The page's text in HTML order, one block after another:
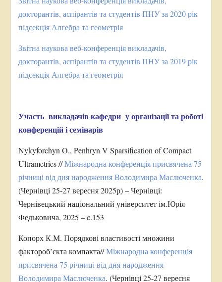
докторантів, аспірантів та студентів ПНУ за 2020 рік
підсекція Алгебра та геометрія
Звітна наукова веб-конференція викладачів,
докторантів, аспірантів та студентів ПНУ за 2019 рік
підсекція Алгебра та геометрія
Участь викладачів кафедри у організації та роботі
конференцій і семінарів
Nykyforchyn O., Penhryn V Sparsification of Compact
Ultrametrics //Міжнародна конференція присвячена 75
річниці від дня народження Володимира Маслюченка.
(Чернівці 25-27 вересня 2025р) – Чернівці:
Чернівецький національний університет ім.Юрія
Федьковича, 2025 – c.153
Копорх К.М. Порядкові властивості множини
фактороб’єкта компакта//Міжнародна конференція
присвячена 75 річниці від дня народження
Володимира Маслюченка. (Чернівці 25-27 вересня